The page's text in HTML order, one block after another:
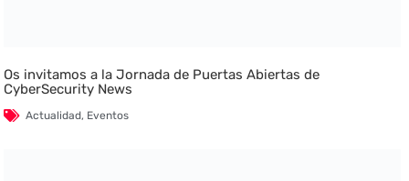
Os invitamos a la Jornada de Puertas Abiertas de
CyberSecurity News
Actualidad, Eventos